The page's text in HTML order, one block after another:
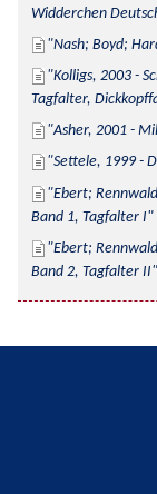
Widderchen
Nash; Boyd;
Kolligs, 2003 -
Tagfalter,
Asher, 2001 -
Settele, 1999 -
Ebert;
Band 1, Tagfalter I
Ebert;
Band 2, Tagfalter II